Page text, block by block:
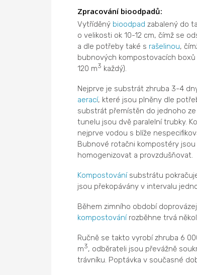
Zpracování bioodpadů:
Vytříděný bioodpad zabalený do
o velikosti ok 10-12 cm, čímž se
a dle potřeby také s rašelinou,
bubnových kompostovacích boxů
120 m3 každý).
Nejprve je substrát zhruba 3-4
aerací, které jsou plněny dle
substrát přemístěn do jednoho
tunelu jsou dvě paralelní trubky.
nejprve vodou s blíže
Bubnové rotačni kompostéry
homogenizovat a provzdušňovat.
Kompostovánísubstrátu
jsou překopávány v intervalu
Během zimního období
kompostovánírozběhne trvá
Ručně se takto vyrobí zhruba 6
m3, odběrateli jsou převážně
trávníku. Poptávka v současné